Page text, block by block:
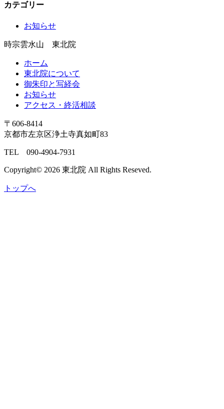
カ
カテゴリー
お知らせ
時宗雲水山 東北院
ホーム
東北院について
御朱印と写経会
お知らせ
アクセス・終活相談
〒606-8414
京都市左京区浄土寺真如町83
TEL 090-4904-7931
Copyright© 2026 東北院 All Rights Reseved.
トップへ